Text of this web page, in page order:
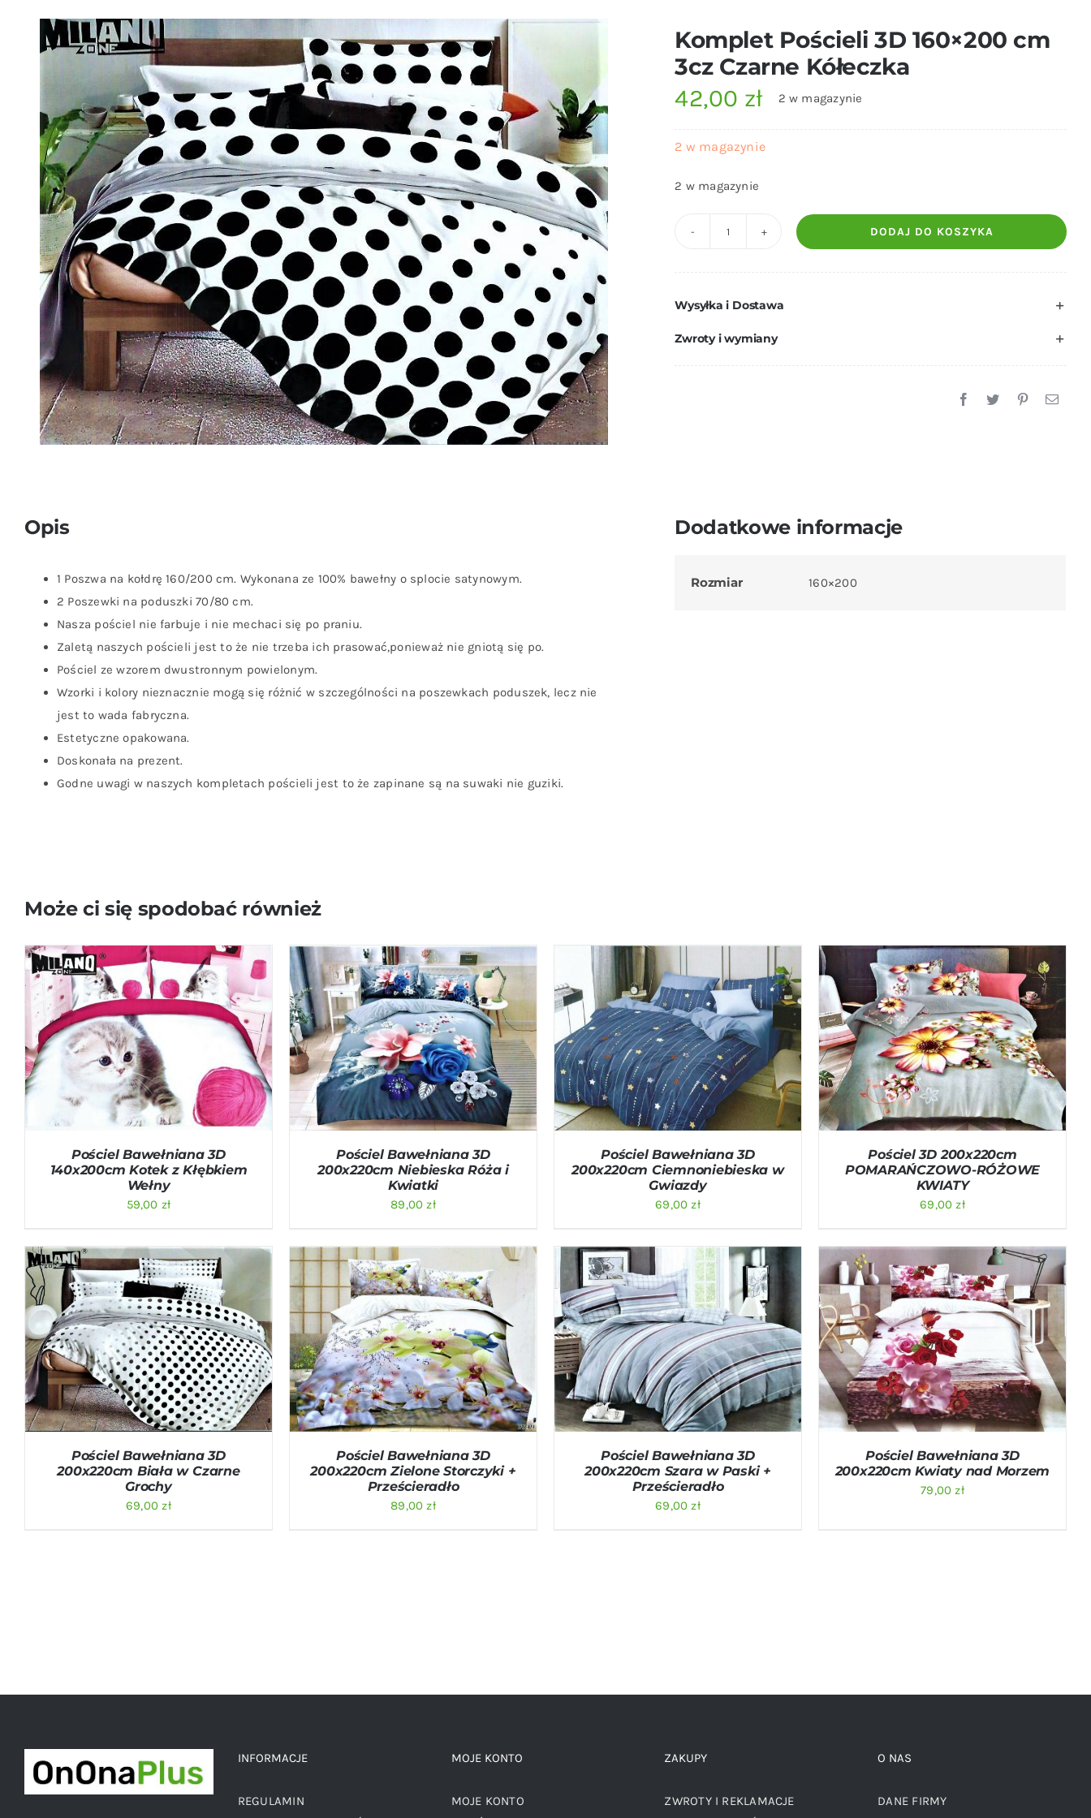
Komplet Pościeli 3D 160×200 cm
3cz Czarne Kółeczka
42,00 zł 2 w magazynie
2 w magazynie
2 w magazynie
3D
160x200
DODAJ DO KOSZYKA
Wysyłka i Dostawa
Zwroty i wymiany
Opis
1 Poszwa na kołdrę 160/200 cm. Wykonana ze 100% bawełny o splocie satynowym.
2 Poszewki na poduszki 70/80 cm.
Nasza pościel nie farbuje i nie mechaci się po praniu.
Zaletą naszych pościeli jest to że nie trzeba ich prasować,ponieważ nie gniotą się po.
Pościel ze wzorem dwustronnym powielonym.
Wzorki i kolory nieznacznie mogą się różnić w szczególności na poszewkach poduszek, lecz nie
jest to wada fabryczna.
Estetyczne opakowana.
Doskonała na prezent.
Godne uwagi w naszych kompletach pościeli jest to że zapinane są na suwaki nie guziki.
Dodatkowe informacje
Rozmiar 160×200
Może ci się spodobać również
DODAJ DO KOSZYKA QUICK VIEW
Pościel Bawełniana 3D
140x200cm Kotek z Kłębkiem
Wełny
59,00 zł
DODAJ DO KOSZYKA / QUICK VIEW
Pościel Bawełniana 3D
200x220cm Niebieska Róża i
Kwiatki
89,00zł
DODAJ DO KOSZYKA / QUICK VIEW
Pościel Bawełniana 3D
200x220cm Ciemnoniebieska w
Gwiazdy
69,00zł
DODAJ DO KOSZYKA / QUICK VIEW
Pościel 3D 200x220cm
POMARAŃCZOWO-RÓŻOWE
KWIATY
69,00zł
DODAJ DO KOSZYKA / QUICK VIEW
Pościel Bawełniana 3D
200x220cm Biała w Czarne
Grochy
69,00zł
DODAJ DO KOSZYKA / QUICK VIEW
Pościel Bawełniana 3D
200x220cm Zielone Storczyki +
Prześcieradło
89,00zł
DODAJ DO KOSZYKA / QUICK VIEW
Pościel Bawełniana 3D
200x220cm Szara w Paski +
Prześcieradło
69,00zł
DODAJ DO KOSZYKA / QUICK VIEW
Pościel Bawełniana 3D
200x220cm Kwiaty nad Morzem
79,00zł
INFORMACJE
REGULAMIN
MOJE KONTO
MOJE KONTO
ZAKUPY
ZWROTY I REKLAMACJE
O NAS
DANE FIRMY